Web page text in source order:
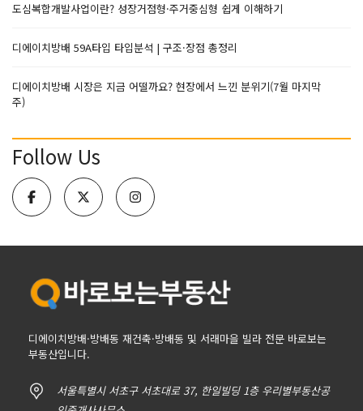
도심복합개발사업이란? 성장거점형·주거중심형 쉽게 이해하기
디에이치방배 59A타입 타입분석 | 구조·장점 총정리
디에이치방배 시장은 지금 어떨까요? 현장에서 느낀 분위기(7월 마지막
주)
Follow Us
디에이치방배·방배동 재건축·방배동 및 서래마을 빌라 전문 바로보는
부동산입니다.
서울특별시 서초구 서초대로 37, 한일빌딩 1층 우리별부동산공